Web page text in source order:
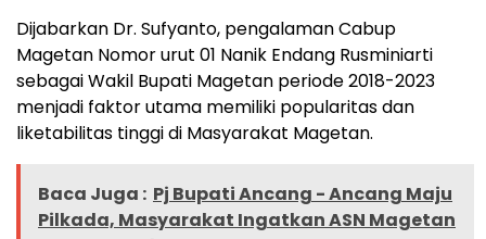
Dijabarkan Dr. Sufyanto, pengalaman Cabup
Magetan Nomor urut 01 Nanik Endang Rusminiarti
sebagai Wakil Bupati Magetan periode 2018-2023
menjadi faktor utama memiliki popularitas dan
liketabilitas tinggi di Masyarakat Magetan.
Baca Juga : Pj Bupati Ancang - Ancang Maju
Pilkada, Masyarakat Ingatkan ASN Magetan